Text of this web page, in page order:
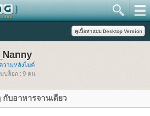
วามหลังไมค์
บล็อก : 9 คน
กับอาหารจานเดียว